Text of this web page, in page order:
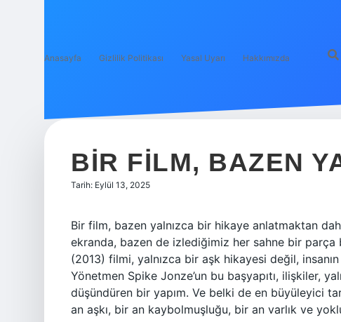
Anasayfa Gizlilik Politikası Yasal Uyarı Hakkımızda
BIR FILM, BAZEN
Tarih: Eylül 13, 2025
Bir film, bazen yalnızca bir hikaye anlatmaktan
ekranda, bazen de izlediğimiz her sahne bir
(2013) filmi, yalnızca bir aşk hikayesi değil,
Yönetmen Spike Jonze’un bu başyapıtı, ilişkiler,
düşündüren bir yapım. Ve belki de en büyüleyici
an aşkı, bir an kaybolmuşluğu, bir an varlık ve